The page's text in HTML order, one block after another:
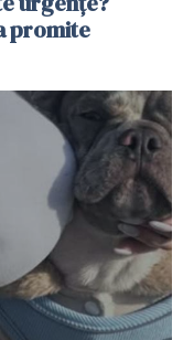
promite